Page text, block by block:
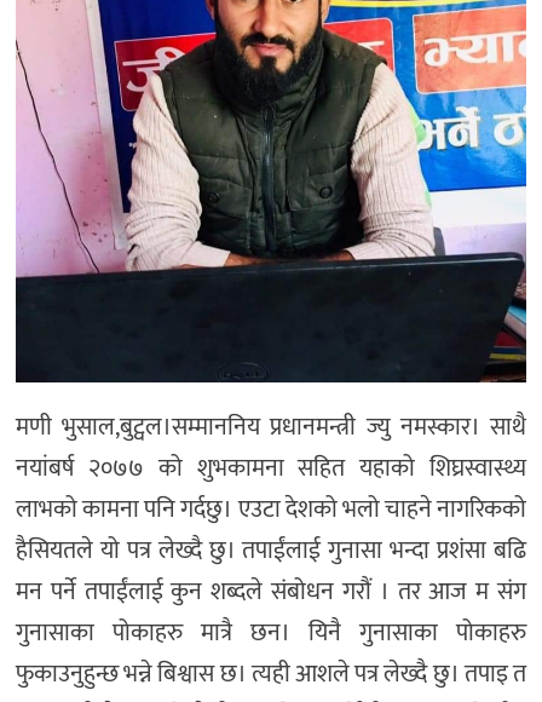
मणी भुसाल,बुट्वल।सम्माननिय प्रधानमन्त्री ज्यु नमस्कार। साथै
नयांबर्ष २०७७ को शुभकामना सहित यहाको शिघ्रस्वास्थ्य
लाभको कामना पनि गर्दछु। एउटा देशको भलो चाहने नागरिकको
हैसियतले यो पत्र लेख्दै छु। तपाईंलाई गुनासा भन्दा प्रशंसा बढि
मन पर्ने तपाईंलाई कुन शब्दले संबोधन गरौं । तर आज म संग
गुनासाका पोकाहरु मात्रै छन। यिनै गुनासाका पोकाहरु
फुकाउनुहुन्छ भन्ने बिश्वास छ। त्यही आशले पत्र लेख्दै छु। तपाइ त